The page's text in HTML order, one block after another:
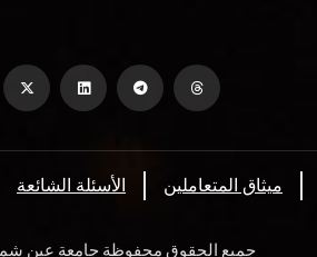
الأسئلة الشائعة ميثاق المتعاملين
جميع الحقوق محفوظة جامعة عين شمس -